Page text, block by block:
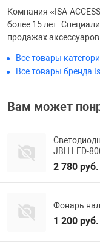
Компания «ISA-
более 15 лет.
продажах
Все товары
Все товары бренда
Вам может
JBH LED-
2 780 руб.
Фонарь
1 200 руб.